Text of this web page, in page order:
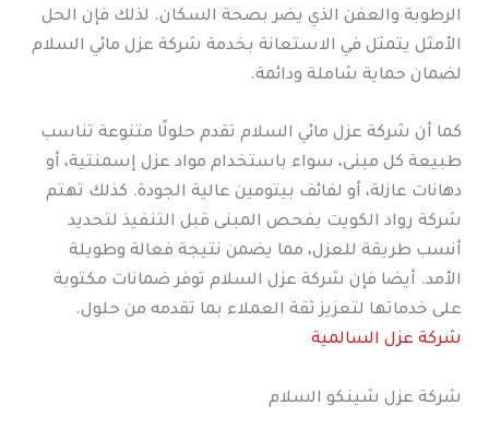
الرطوبة والعفن الذي يضر بصحة السكان. لذلك فإن الحل
الأمثل يتمثل في الاستعانة بخدمة شركة عزل مائي السلام
لضمان حماية شاملة ودائمة.
كما أن شركة عزل مائي السلام تقدم حلولًا متنوعة تناسب
طبيعة كل مبنى، سواء باستخدام مواد عزل إسمنتية، أو
دهانات عازلة، أو لفائف بيتومين عالية الجودة. كذلك تهتم
شركة رواد الكويت بفحص المبنى قبل التنفيذ لتحديد
أنسب طريقة للعزل، مما يضمن نتيجة فعالة وطويلة
الأمد. أيضا فإن شركة عزل السلام توفر ضمانات مكتوبة
على خدماتها لتعزيز ثقة العملاء بما تقدمه من حلول.
شركة عزل السالمية
شركة عزل شينكو السلام